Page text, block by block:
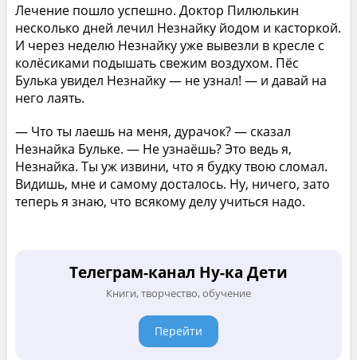
Лечение пошло успешно. Доктор Пилюлькин
несколько дней лечил Незнайку йодом и касторкой.
И через неделю Незнайку уже вывезли в кресле с
колёсиками подышать свежим воздухом. Пёс
Булька увидел Незнайку — не узнал! — и давай на
него лаять.
— Что ты лаешь на меня, дурачок? — сказал
Незнайка Бульке. — Не узнаёшь? Это ведь я,
Незнайка. Ты уж извини, что я будку твою сломал.
Видишь, мне и самому досталось. Ну, ничего, зато
теперь я знаю, что всякому делу учиться надо.
Телеграм-канал Ну-ка Дети
Книги, творчество, обучение
Перейти